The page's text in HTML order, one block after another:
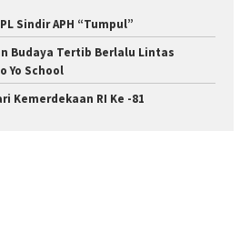
Sindir APH “Tumpul”
Budaya Tertib Berlalu Lintas
Yo School
Kemerdekaan RI Ke -81